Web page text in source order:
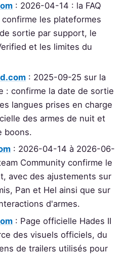
: 2026-04-14 : la FAQ
les plateformes
sortie par support, le
et les limites du
: 2025-09-25 sur la
: confirme la date de sortie
langues prises en charge
des armes de nuit et
boons.
: 2026-04-14 à 2026-06-
Community confirme le
avec des ajustements sur
Pan et Hel ainsi que sur
d'armes.
: Page officielle Hades II
des visuels officiels, du
de trailers utilisés pour